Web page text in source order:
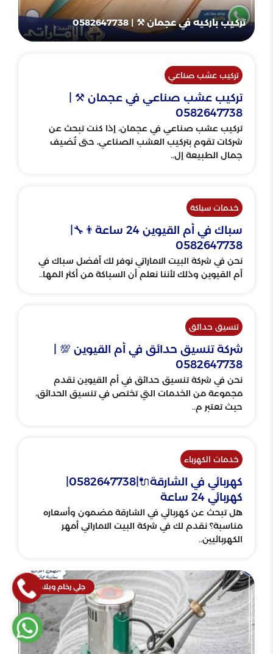
تركيب باركيه في عجمان ⚒ | 0582647738
تركيب عشب صناعي
تركيب عشب صناعي في عجمان ⚒ |
0582647738
تركيب عشب صناعي في عجمان، إذا كنت تبحث عن
شركات تقوم بتركيب العشب الصناعي، حتى تُضيف
جمال الطبيعة إل..
خدمات سباكة
سباك في أم القيوين 24 ساعة👨‍🔧|
0582647738
نحن في شركة البيت الاماراتي نوفر لك أفضل سباك في
أم القيوين وذلك لأننا نعلم أن السباكة من أكثر المها..
تنسيق حدائق
شركة تنسيق حدائق في أم القيوين 💯 |
0582647738
نحن في شركة تنسيق حدائق في أم القيوين نقدم
مجموعة من الخدمات التي تختص في تنسيق الحدائق،
حيث تعتبر م..
خدمات الكهرباء
كهربائي 24 ساعة
هل تبحث عن كهربائي في الشارقة مضمون وأسعاره
مناسبة؟ نقدم لك في شركة البيت الاماراتي أمهر
الكهربائيين..
جلي رخام وبلاط